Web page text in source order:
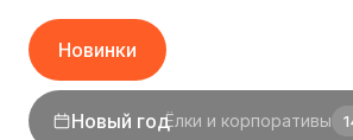
Новинки
1 сентябряДень знаний 24 дня